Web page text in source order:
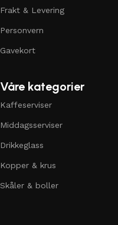
Frakt & Levering
Personvern
Gavekort
Våre kategorier
Kaffeserviser
Middagsserviser
Drikkeglass
Kopper & krus
Skåler & boller